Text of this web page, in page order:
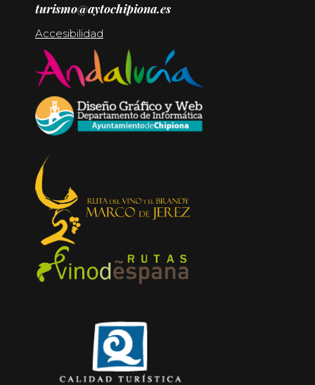
turismo@aytochipiona.es
Accesibilidad